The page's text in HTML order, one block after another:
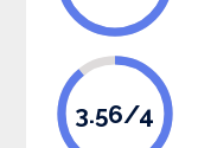
3.56/4